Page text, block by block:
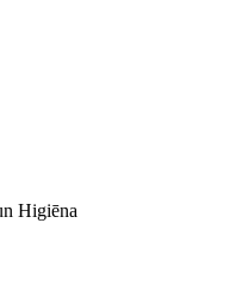
Higiēna